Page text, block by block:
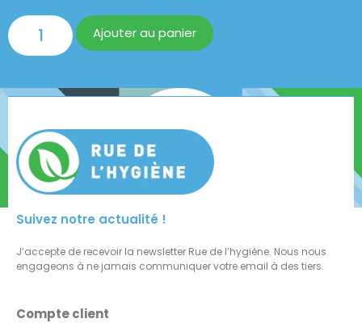
Ajouter au panier
Suivez notre actualité !
J’accepte de recevoir la newsletter Rue de l’hygiène. Nous nous
engageons à ne jamais communiquer votre email à des tiers.
Compte client